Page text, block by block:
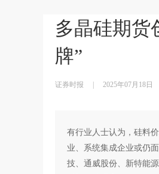
多晶硅期货
牌”
证券时报 2025年07月18日
有行业人士认为，硅料
业、系统集成企业或仍
技、通威股份、新特能